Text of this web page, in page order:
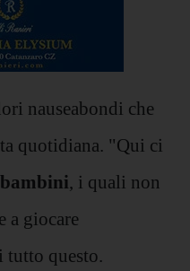
nauseabondi che
quotidiana. "Qui ci
, i quali non
a giocare
tutto questo.